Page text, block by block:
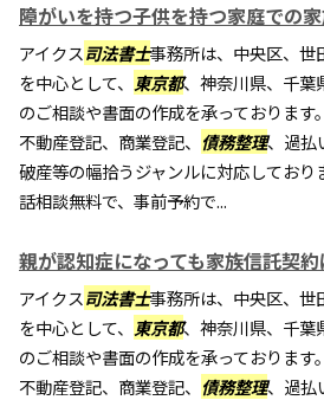
障がいを持つ子供を持つ家庭での
アイクス司法書士事務所は、中央区、世
を中心として、 東京都、神奈川県、千葉
のご相談や書面の作成を承っております
不動産登記、商業登記、 債務整理、過払
破産等の幅拾うジャンルに対応しており
話相談無料で、事前予約で...
親が認知症になっても家族信託契約
アイクス司法書士事務所は、中央区、世
を中心として、 東京都、神奈川県、千葉
のご相談や書面の作成を承っております
不動産登記、商業登記、 債務整理、過払